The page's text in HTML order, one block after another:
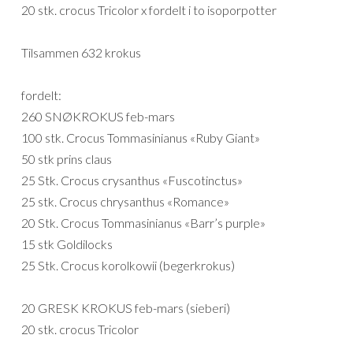
20 stk. crocus Tricolor x fordelt i to isoporpotter
Tilsammen 632 krokus
fordelt:
260 SNØKROKUS feb-mars
100 stk. Crocus Tommasinianus «Ruby Giant»
50 stk prins claus
25 Stk. Crocus crysanthus «Fuscotinctus»
25 stk. Crocus chrysanthus «Romance»
20 Stk. Crocus Tommasinianus «Barr’s purple»
15 stk Goldilocks
25 Stk. Crocus korolkowii (begerkrokus)
20 GRESK KROKUS feb-mars (sieberi)
20 stk. crocus Tricolor